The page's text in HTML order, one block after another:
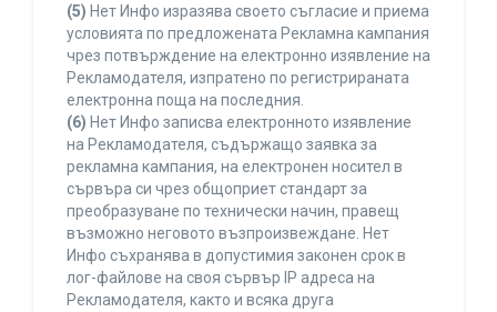
(5) Нет Инфо изразява своето съгласие и приема
условията по предложената Рекламна кампания
чрез потвърждение на електронно изявление на
Рекламодателя, изпратено по регистрираната
електронна поща на последния.
(6) Нет Инфо записва електронното изявление
на Рекламодателя, съдържащо заявка за
рекламна кампания, на електронен носител в
сървъра си чрез общоприет стандарт за
преобразуване по технически начин, правещ
възможно неговото възпроизвеждане. Нет
Инфо съхранява в допустимия законен срок в
лог-файлове на своя сървър IP адреса на
Рекламодателя, както и всяка друга